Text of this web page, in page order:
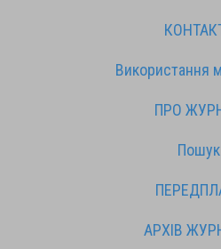
Використання
ПРО
Пошук
АРХІВ